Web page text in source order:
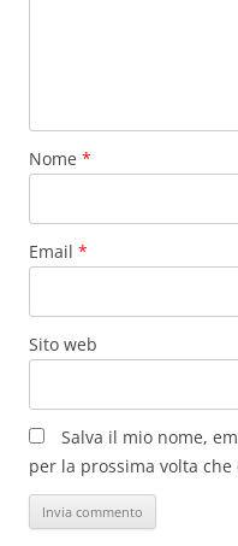
Nome *
Email *
Sito web
Salva il mio nome,
per la prossima volta che